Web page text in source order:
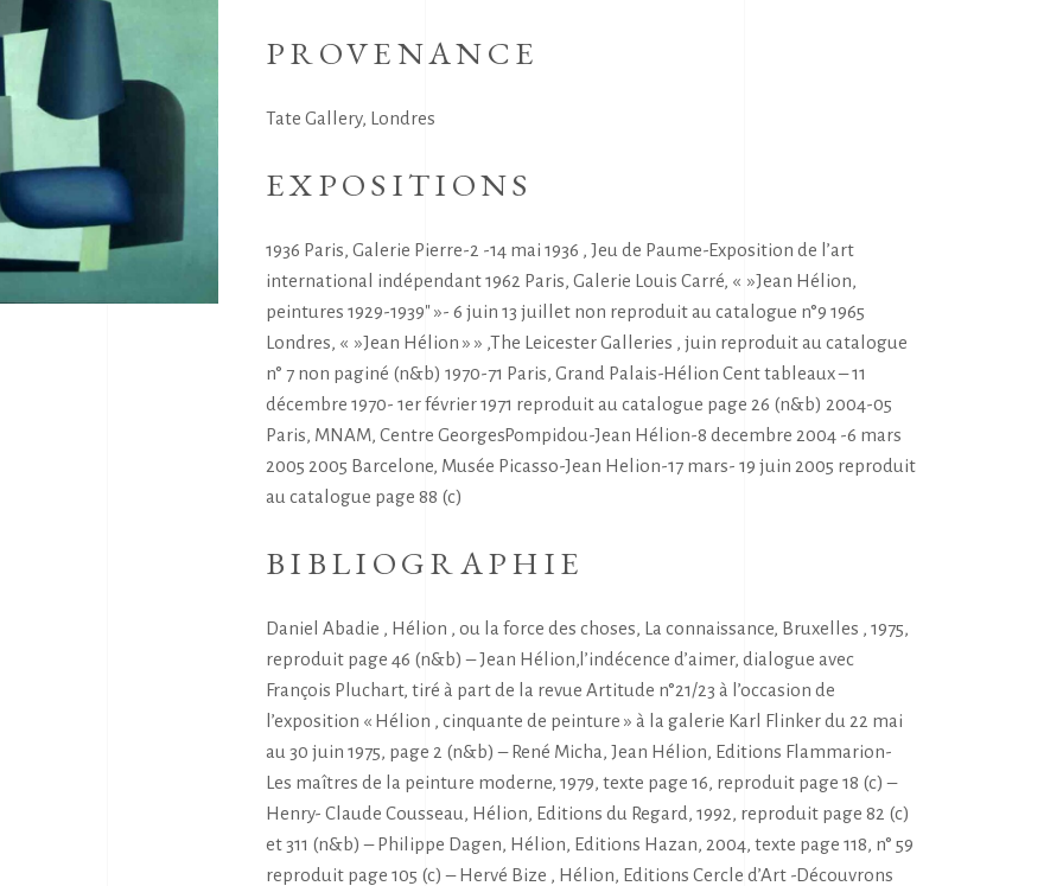
PROVENANCE
Tate Gallery, Londres
EXPOSITIONS
1936 Paris, Galerie Pierre-2 -14 mai 1936 , Jeu de Paume-Exposition de l’art
international indépendant 1962 Paris, Galerie Louis Carré, « »Jean Hélion,
peintures 1929-1939″ »- 6 juin 13 juillet non reproduit au catalogue n°9 1965
Londres, « »Jean Hélion » » ,The Leicester Galleries , juin reproduit au catalogue
n° 7 non paginé (n&b) 1970-71 Paris, Grand Palais-Hélion Cent tableaux – 11
décembre 1970- 1er février 1971 reproduit au catalogue page 26 (n&b) 2004-05
Paris, MNAM, Centre GeorgesPompidou-Jean Hélion-8 decembre 2004 -6 mars
2005 2005 Barcelone, Musée Picasso-Jean Helion-17 mars- 19 juin 2005 reproduit
au catalogue page 88 (c)
BIBLIOGRAPHIE
Daniel Abadie , Hélion , ou la force des choses, La connaissance, Bruxelles , 1975,
reproduit page 46 (n&b) – Jean Hélion,l’indécence d’aimer, dialogue avec
François Pluchart, tiré à part de la revue Artitude n°21/23 à l’occasion de
l’exposition « Hélion , cinquante de peinture » à la galerie Karl Flinker du 22 mai
au 30 juin 1975, page 2 (n&b) – René Micha, Jean Hélion, Editions Flammarion-
Les maîtres de la peinture moderne, 1979, texte page 16, reproduit page 18 (c) –
Henry- Claude Cousseau, Hélion, Editions du Regard, 1992, reproduit page 82 (c)
et 311 (n&b) – Philippe Dagen, Hélion, Editions Hazan, 2004, texte page 118, n° 59
reproduit page 105 (c) – Hervé Bize , Hélion, Editions Cercle d’Art -Découvrons